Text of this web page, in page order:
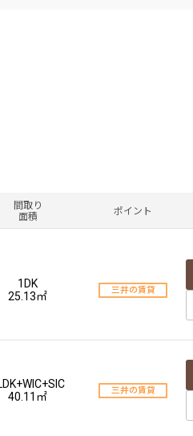
間取り
面積
ポイント
1DK
25.13㎡
三井の賃貸
40.11㎡
三井の賃貸